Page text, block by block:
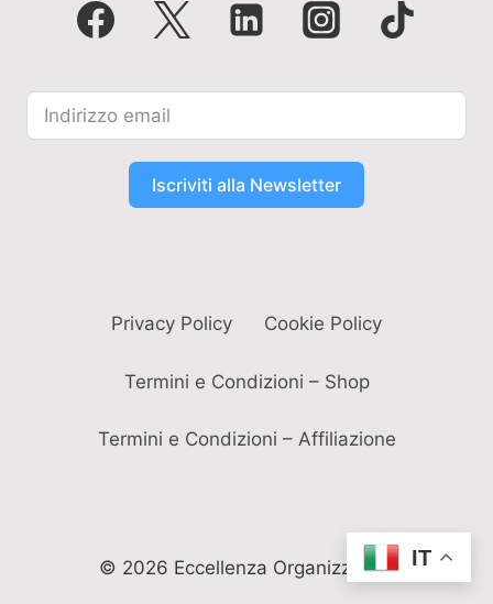
Iscriviti alla Newsletter
Privacy Policy Cookie Policy
Termini e Condizioni – Shop
Termini e Condizioni – Affiliazione
© 2026 Eccellenza Organizzativa IT